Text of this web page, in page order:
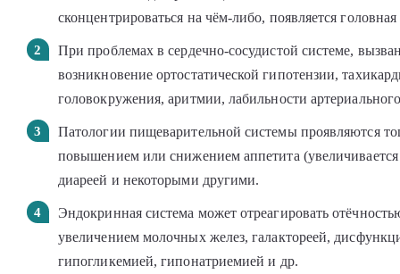
сконцентрироваться на чём-либо, появляется
При проблемах в сердечно-сосудистой системе,
возникновение ортостатической гипотензии,
головокружения, аритмии, лабильности
Патологии пищеварительной системы проявляются
повышением или снижением аппетита (увеличивается
диареей и некоторыми другими.
Эндокринная система может отреагировать
увеличением молочных желез, галактореей,
гипогликемией, гипонатриемией и др.